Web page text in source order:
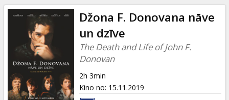
Džona F. Donovana nāve
un dzīve
The Death and Life of John F.
Donovan
2h 3min
Kino no: 15.11.2019